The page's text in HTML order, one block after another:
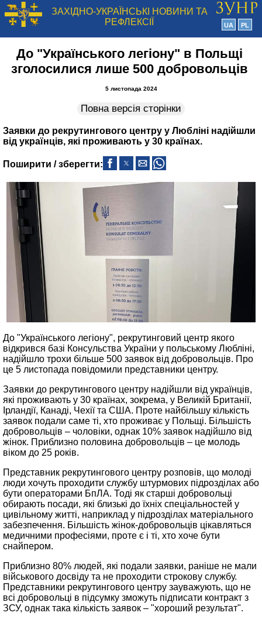
ЗАХІДНО-УКРАЇНСЬКІ НОВИНИ ТА
РЕФЛЕКСІЇ
UA PL
До "Українського легіону" в Польщі
зголосилися лише 500 добровольців
5 листопада 2024
Повна версія сторінки
Заявки до рекрутингового центру у Любліні надійшли
від українців, які проживають у 30 країнах.
Поширити / зберегти:
До "Українського легіону", рекрутинговий центр якого
відкрився базі Консульства України у польському Любліні,
надійшло трохи більше 500 заявок від добровольців. Про
це 5 листопада повідомили представники центру.
Заявки до рекрутингового центру надійшли від українців,
які проживають у 30 країнах, зокрема, у Великій Британії,
Ірландії, Канаді, Чехії та США. Проте найбільшу кількість
заявок подали саме ті, хто проживає у Польщі. Більшість
добровольців – чоловіки, однак 10% заявок надійшло від
жінок. Приблизно половина добровольців – це молодь
віком до 25 років.
Представник рекрутингового центру розповів, що молоді
люди хочуть проходити службу штурмових підрозділах або
бути операторами БпЛА. Тоді як старші добровольці
обирають посади, які близькі до їхніх спеціальностей у
цивільному житті, наприклад у підрозділах матеріального
забезпечення. Більшість жінок-добровольців цікавляться
медичними професіями, проте є і ті, хто хоче бути
снайпером.
Приблизно 80% людей, які подали заявки, раніше не мали
військового досвіду та не проходити строкову службу.
Представники рекрутингового центру зауважують, що не
всі добровольці в підсумку зможуть підписати контракт з
ЗСУ, однак така кількість заявок – "хороший результат".